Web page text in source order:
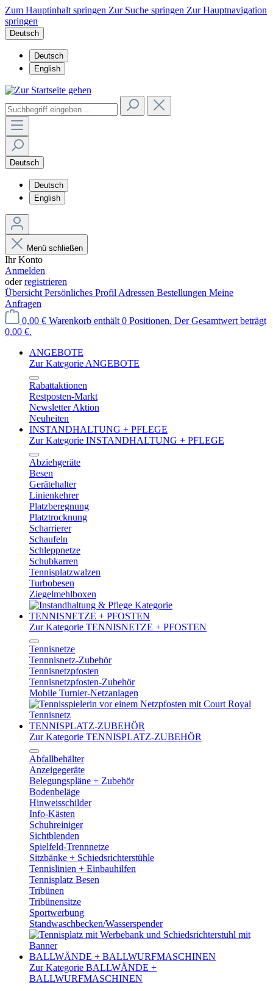
Zum Hauptinhalt springen Zur Suche springen Zur Hauptnavigation
springen
Deutsch
Deutsch
English
Deutsch
Deutsch
English
Menü schließen
Ihr Konto
Anmelden
oderregistrieren
Übersicht Persönliches Profil Adressen Bestellungen Meine
Anfragen
0,00 € Warenkorb enthält 0 Positionen. Der Gesamtwert beträgt
0,00 €.
ANGEBOTE
Zur Kategorie ANGEBOTE
Rabattaktionen
Restposten-Markt
Newsletter Aktion
Neuheiten
INSTANDHALTUNG + PFLEGE
Zur Kategorie INSTANDHALTUNG + PFLEGE
Abziehgeräte
Besen
Gerätehalter
Linienkehrer
Platzberegnung
Platztrocknung
Scharrierer
Schaufeln
Schleppnetze
Schubkarren
Tennisplatzwalzen
Turbobesen
Ziegelmehlboxen
TENNISNETZE + PFOSTEN
Zur Kategorie TENNISNETZE + PFOSTEN
Tennisnetze
Tennnisnetz-Zubehör
Tennisnetzpfosten
Tennisnetzpfosten-Zubehör
Mobile Turnier-Netzanlagen
TENNISPLATZ-ZUBEHÖR
Zur Kategorie TENNISPLATZ-ZUBEHÖR
Abfallbehälter
Anzeigegeräte
Belegungspläne + Zubehör
Bodenbeläge
Hinweisschilder
Info-Kästen
Schuhreiniger
Sichtblenden
Spielfeld-Trennnetze
Sitzbänke + Schiedsrichterstühle
Tennislinien + Einbauhilfen
Tennisplatz Besen
Tribünen
Tribünensitze
Sportwerbung
Standwaschbecken/Wasserspender
BALLWÄNDE + BALLWURFMASCHINEN
Zur Kategorie BALLWÄNDE +
BALLWURFMASCHINEN